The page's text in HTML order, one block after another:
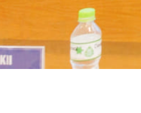
PGS.TS.Ngô Quý
Việt Nam – Nguyên
GS.TS. Đỗ Quyết –
Y; Phó Chủ tịch Hội
Ngọc Sỹ – Phó